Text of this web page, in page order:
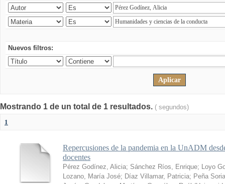
Nuevos filtros:
Mostrando 1 de un total de 1 resultados. ( segundos)
1
Repercusiones de la pandemia en la UnADM
docentes
Pérez Godínez, Alicia; Sánchez Ríos, Enrique; Loyo
Lozano, María José; Díaz Villamar, Patricia; Peña